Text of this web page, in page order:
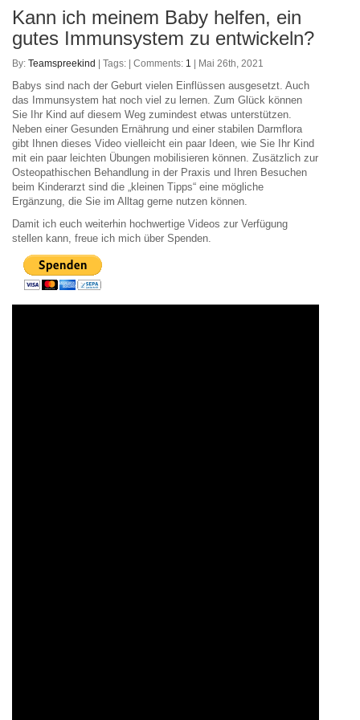
Kann ich meinem Baby helfen, ein
gutes Immunsystem zu entwickeln?
By: Teamspreekind | Tags: | Comments: 1 | Mai 26th, 2021
Babys sind nach der Geburt vielen Einflüssen ausgesetzt. Auch
das Immunsystem hat noch viel zu lernen. Zum Glück können
Sie Ihr Kind auf diesem Weg zumindest etwas unterstützen.
Neben einer Gesunden Ernährung und einer stabilen Darmflora
gibt Ihnen dieses Video vielleicht ein paar Ideen, wie Sie Ihr Kind
mit ein paar leichten Übungen mobilisieren können. Zusätzlich zur
Osteopathischen Behandlung in der Praxis und Ihren Besuchen
beim Kinderarzt sind die „kleinen Tipps“ eine mögliche
Ergänzung, die Sie im Alltag gerne nutzen können.
Damit ich euch weiterhin hochwertige Videos zur Verfügung
stellen kann, freue ich mich über Spenden.